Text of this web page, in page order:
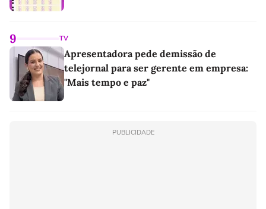
9 TV
Apresentadora pede demissão de
telejornal para ser gerente em empresa:
"Mais tempo e paz"
PUBLICIDADE